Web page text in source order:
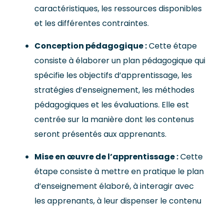
caractéristiques, les ressources disponibles
et les différentes contraintes.
Conception pédagogique :Cette étape
consiste à élaborer un plan pédagogique qui
spécifie les objectifs d’apprentissage, les
stratégies d’enseignement, les méthodes
pédagogiques et les évaluations. Elle est
centrée sur la manière dont les contenus
seront présentés aux apprenants.
Mise en œuvre de l’apprentissage :Cette
étape consiste à mettre en pratique le plan
d’enseignement élaboré, à interagir avec
les apprenants, à leur dispenser le contenu